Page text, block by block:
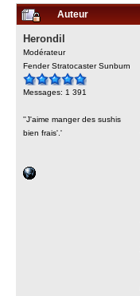
Auteur
Herondil
Modérateur
Fender Stratocaster Sunburn
Messages: 1 391
''J'aime manger des sushis
bien frais'.'